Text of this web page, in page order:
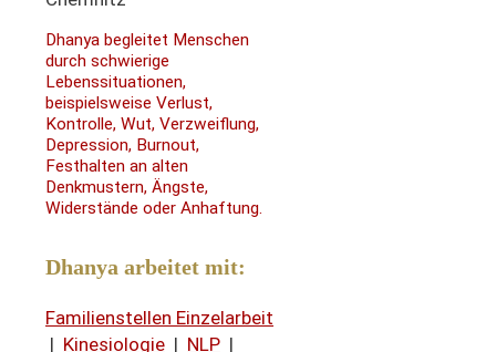
Dhanya begleitet Menschen
durch schwierige
Lebenssituationen,
beispielsweise Verlust,
Kontrolle, Wut, Verzweiflung,
Depression, Burnout,
Festhalten an alten
Denkmustern, Ängste,
Widerstände oder Anhaftung.
Dhanya arbeitet mit:
Familienstellen Einzelarbeit
| Kinesiologie | NLP |